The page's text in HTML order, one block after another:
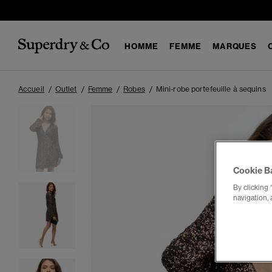
HOMME FEMME MARQUES
Accueil Outlet Femme Robes Mini-robe portefeuille à sequins
Cookie
By clicking
navigation,